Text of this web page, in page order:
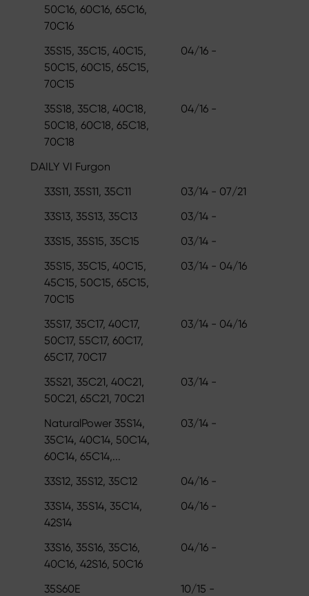
50C16, 60C16, 65C16,
70C16
35S15, 35C15, 40C15,
50C15, 60C15, 65C15,
70C15
04/16 -
35S18, 35C18, 40C18,
50C18, 60C18, 65C18,
70C18
04/16 -
DAILY VI Furgon
33S11, 35S11, 35C11
03/14 - 07/21
33S13, 35S13, 35C13
03/14 -
33S15, 35S15, 35C15
03/14 -
35S15, 35C15, 40C15,
45C15, 50C15, 65C15,
70C15
03/14 - 04/16
35S17, 35C17, 40C17,
50C17, 55C17, 60C17,
65C17, 70C17
03/14 - 04/16
35S21, 35C21, 40C21,
50C21, 65C21, 70C21
03/14 -
NaturalPower 35S14,
35C14, 40C14, 50C14,
60C14, 65C14,...
03/14 -
33S12, 35S12, 35C12
04/16 -
33S14, 35S14, 35C14,
42S14
04/16 -
33S16, 35S16, 35C16,
40C16, 42S16, 50C16
04/16 -
35S60E
10/15 -